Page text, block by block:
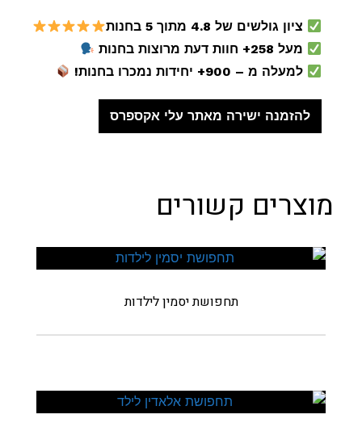
ציון גולשים של 4.8 מתוך 5 בחנות
מעל 258+ חוות דעת מרוצות בחנות
למעלה מ – 900+ יחידות נמכרו בחנות!
להזמנה ישירה מאתר עלי אקספרס
מוצרים קשורים
תחפושת יסמין לילדות